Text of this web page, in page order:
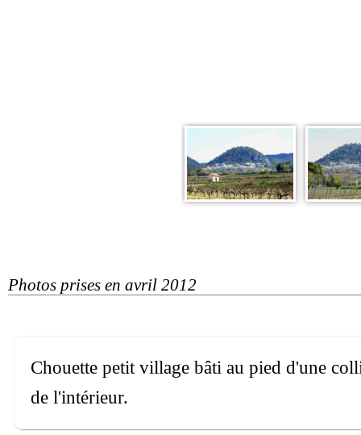
Photos prises en avril 2012
Chouette petit village bâti au pied d'une
de l'intérieur.